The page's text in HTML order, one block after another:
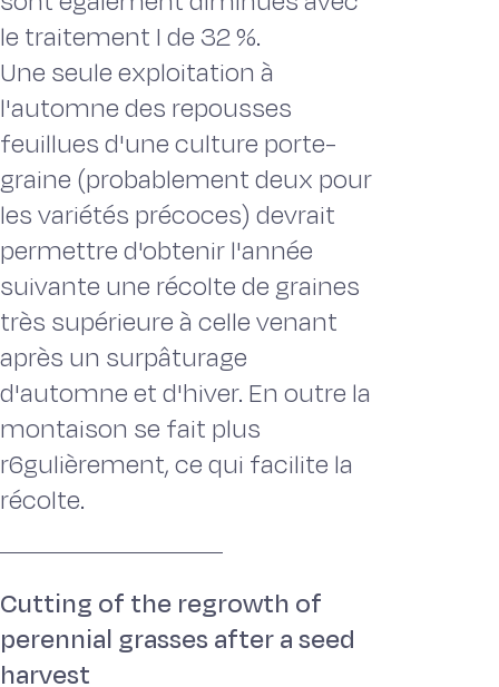
le traitement I de 32 %.
Une seule exploitation à
l'automne des repousses
feuillues d'une culture porte-
graine (probablement deux pour
les variétés précoces) devrait
permettre d'obtenir l'année
suivante une récolte de graines
très supérieure à celle venant
après un surpâturage
d'automne et d'hiver. En outre la
montaison se fait plus
r6gulièrement, ce qui facilite la
récolte.
Cutting of the regrowth of
perennial grasses after a seed
harvest